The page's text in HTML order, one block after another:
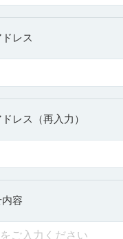
ドレス
レス（再入力）
容